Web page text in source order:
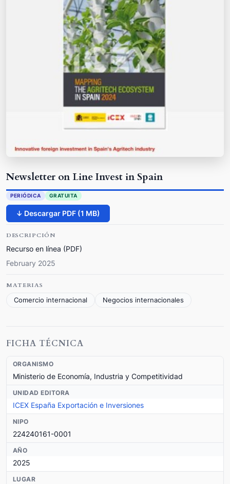
Newsletter on Line Invest in Spain
PERIÓDICA GRATUITA
↓ Descargar PDF (1 MB)
DESCRIPCIÓN
Recurso en línea (PDF)
February 2025
MATERIAS
Comercio internacional
Negocios internacionales
FICHA TÉCNICA
ORGANISMO
Ministerio de Economía, Industria y Competitividad
UNIDAD EDITORA
ICEX España Exportación e Inversiones
NIPO
224240161-0001
AÑO
2025
LUGAR